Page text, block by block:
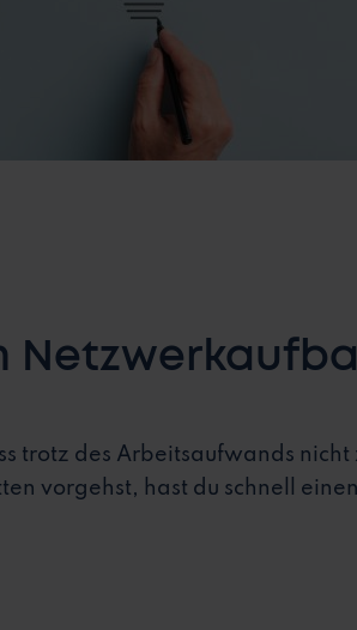
trotz des Arbeitsaufwands
vorgehst, hast du schnell